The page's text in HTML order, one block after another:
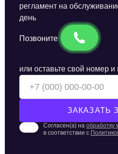
регламент на
день
Позвоните
или оставьте свой номер
Согласен(а) на обработку
в соответствии с